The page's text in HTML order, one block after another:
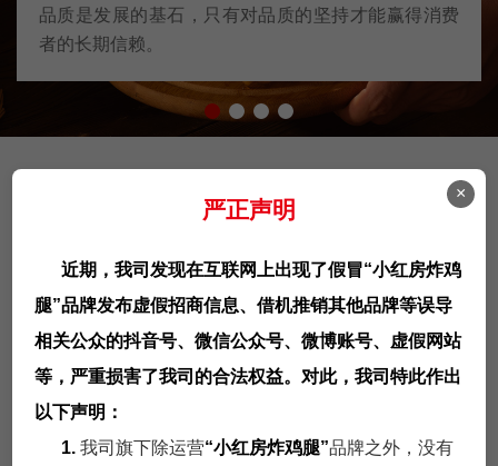
×
严正声明
近期，我司发现在互联网上出现了假冒“小红房炸鸡
腿”品牌发布虚假招商信息、借机推销其他品牌等误导
相关公众的抖音号、微信公众号、微博账号、虚假网站
等，严重损害了我司的合法权益。对此，我司特此作出
以下声明：
1.我司旗下除运营“小红房炸鸡腿”品牌之外，没有
品质是发展的基石，只有对品质的坚持才能赢得消费
者的长期信赖。
门店展示